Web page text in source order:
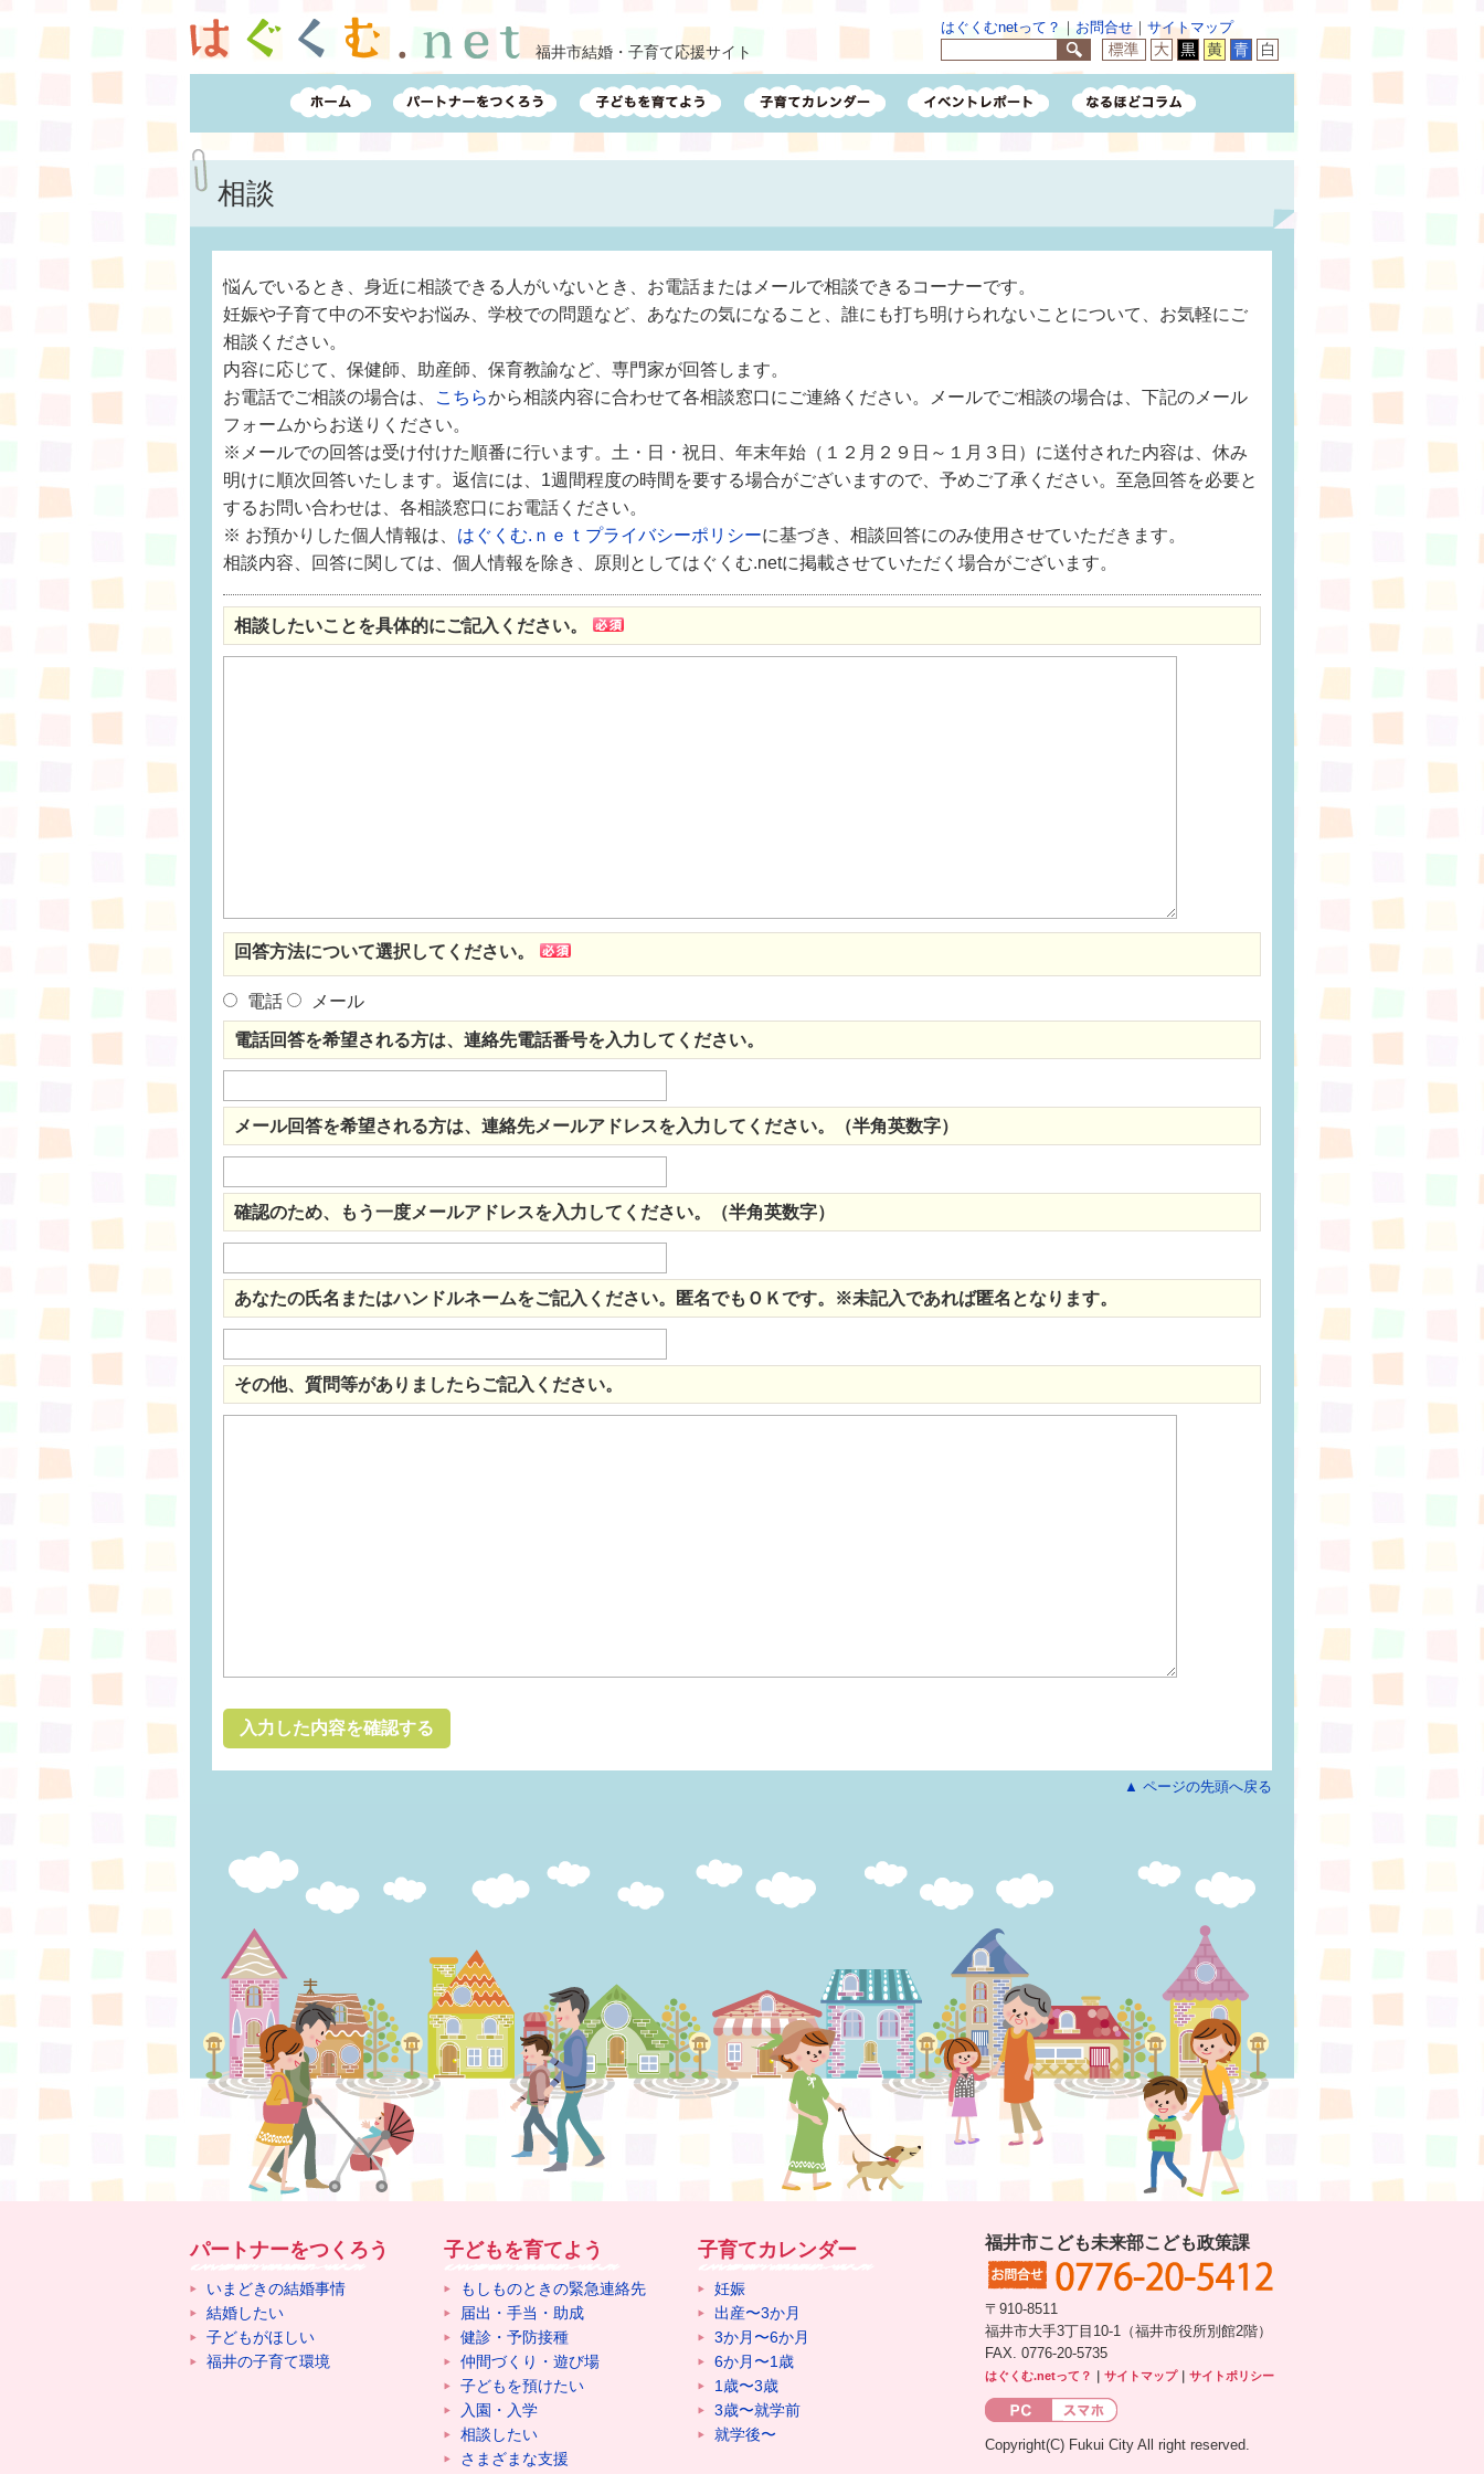
福井市結婚・子育て応援サイト
はぐくむnetって？ ｜ お問合せ ｜ サイトマップ
相談
悩んでいるとき、身近に相談できる人がいないとき、お電話またはメールで相談できるコーナーです。
妊娠や子育て中の不安やお悩み、学校での問題など、あなたの気になること、誰にも打ち明けられないことについて、お気軽にご
相談ください。
内容に応じて、保健師、助産師、保育教諭など、専門家が回答します。
お電話でご相談の場合は、
こちらから相談内容に合わせて各相談窓口にご連絡ください。メールでご相談の場合は、下記のメール
フォームからお送りください。
※メールでの回答は受け付けた順番に行います。土・日・祝日、年末年始（１２月２９日～１月３日）に送付された内容は、休み
明けに順次回答いたします。返信には、1週間程度の時間を要する場合がございますので、予めご了承ください。至急回答を必要と
するお問い合わせは、各相談窓口にお電話ください。
※ お預かりした個人情報は、 はぐくむ.ｎｅｔプライバシーポリシーに基づき、相談回答にのみ使用させていただきます。
相談内容、回答に関しては、個人情報を除き、原則としてはぐくむ.netに掲載させていただく場合がございます。
相談したいことを具体的にご記入ください。
回答方法について選択してください。
電話 メール
電話回答を希望される方は、連絡先電話番号を入力してください。
メール回答を希望される方は、連絡先メールアドレスを入力してください。（半角英数字）
確認のため、もう一度メールアドレスを入力してください。（半角英数字）
あなたの氏名またはハンドルネームをご記入ください。匿名でもＯＫです。※未記入であれば匿名となります。
その他、質問等がありましたらご記入ください。
▲ ページの先頭へ戻る
パートナーをつくろう
いまどきの結婚事情
結婚したい
子どもがほしい
福井の子育て環境
子どもを育てよう
もしものときの緊急連絡先
届出・手当・助成
健診・予防接種
仲間づくり・遊び場
子どもを預けたい
入園・入学
相談したい
さまざまな支援
子育てカレンダー
妊娠
出産〜3か月
3か月〜6か月
6か月〜1歳
1歳〜3歳
3歳〜就学前
就学後〜
福井市こども未来部こども政策課
〒910-8511
福井市大手3丁目10-1（福井市役所別館2階）
FAX. 0776-20-5735
はぐくむ.netって？ サイトマップ｜ サイトポリシー
Copyright(C) Fukui City All right reserved.